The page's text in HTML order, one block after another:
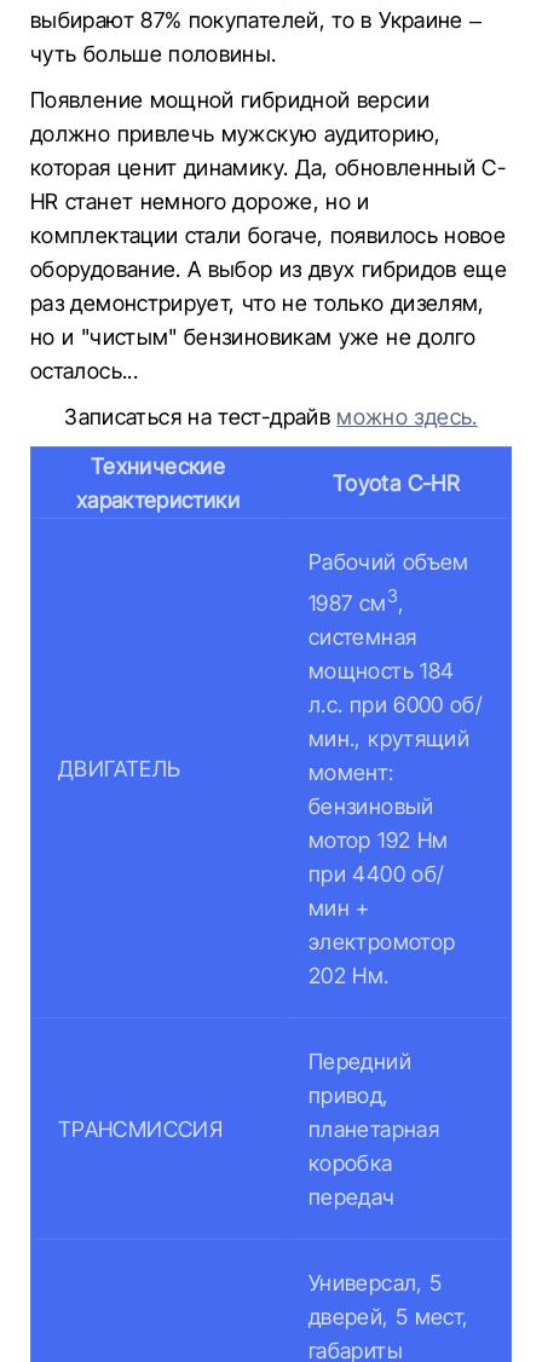
выбирают 87% покупателей, то в Украине –
чуть больше половины.
Появление мощной гибридной версии
должно привлечь мужскую аудиторию,
которая ценит динамику. Да, обновленный С-
HR станет немного дороже, но и
комплектации стали богаче, появилось новое
оборудование. А выбор из двух гибридов еще
раз демонстрирует, что не только дизелям,
но и "чистым" бензиновикам уже не долго
осталось...
Записаться на тест-драйв можно здесь.
Технические
характеристики
Toyota C-HR
ДВИГАТЕЛЬ
Рабочий объем
1987 см3,
системная
мощность 184
л.с. при 6000 об/
мин., крутящий
момент:
бензиновый
мотор 192 Нм
при 4400 об/
мин +
электромотор
202 Нм.
ТРАНСМИССИЯ
Передний
привод,
планетарная
коробка
передач
Универсал, 5
дверей, 5 мест,
габариты